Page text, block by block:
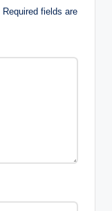
Required fields are